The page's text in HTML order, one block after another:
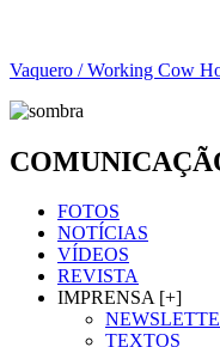
Vaquero / Working Cow
FOTOS
NOTÍCIAS
VÍDEOS
REVISTA
IMPRENSA [+]
TEXTOS